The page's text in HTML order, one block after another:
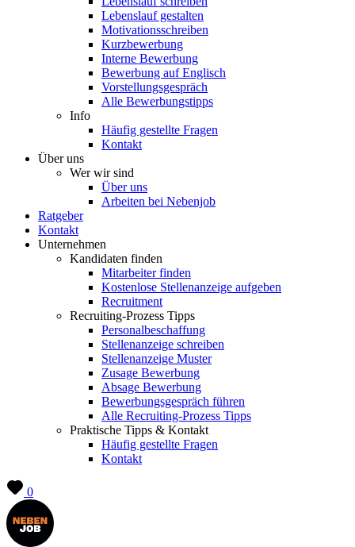
Lebenslauf gestalten
Motivationsschreiben
Kurzbewerbung
Interne Bewerbung
Bewerbung auf Englisch
Vorstellungsgespräch
Alle Bewerbungstipps
Info
Häufig gestellte Fragen
Kontakt
Über uns
Wer wir sind
Über uns
Arbeiten bei Nebenjob
Ratgeber
Kontakt
Unternehmen
Kandidaten finden
Mitarbeiter finden
Kostenlose Stellenanzeige aufgeben
Recruitment
Recruiting-Prozess Tipps
Personalbeschaffung
Stellenanzeige schreiben
Stellenanzeige Muster
Zusage Bewerbung
Absage Bewerbung
Bewerbungsgespräch führen
Alle Recruiting-Prozess Tipps
Praktische Tipps & Kontakt
Häufig gestellte Fragen
Kontakt
0